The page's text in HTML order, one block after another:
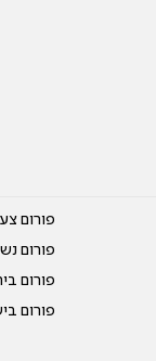
פורום
פורום
פורום
פורום